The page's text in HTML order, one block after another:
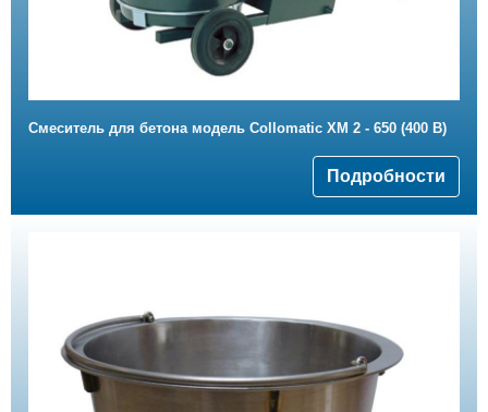
Смеситель для бетона модель Collomatic XM 2 - 650 (400 B)
Подробности